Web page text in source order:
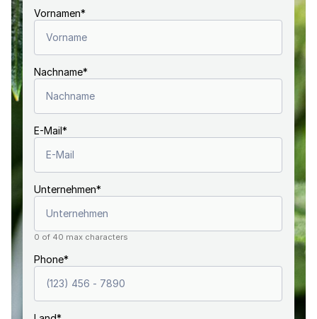
Vornamen*
Nachname*
E-Mail*
Unternehmen*
0 of 40 max characters
Phone*